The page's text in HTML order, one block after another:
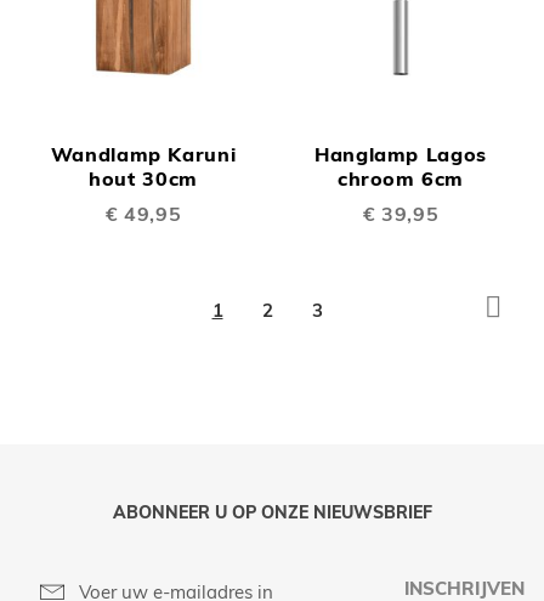
Wandlamp Karuni
hout 30cm
€ 49,95
Hanglamp Lagos
chroom 6cm
€ 39,95
U
1 Pagina
2 Pagina
3
ABONNEER U OP ONZE NIEUWSBRIEF
INSCHRIJVEN